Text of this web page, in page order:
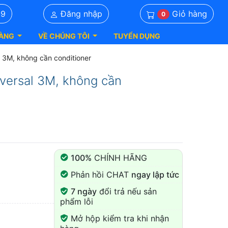
Đăng nhập 0 Giỏ hàng
VỀ CHÚNG TÔI TUYỂN DỤNG
không cần conditioner
3M, không cần
100% CHÍNH HÃNG
Phản hồi CHAT ngay lập tức
7 ngàyđổi trả nếu sản
phẩm lỗi
Mở hộp kiểm tra khi nhận